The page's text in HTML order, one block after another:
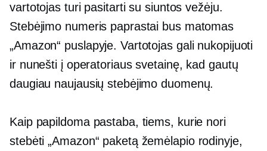
vartotojas turi pasitarti su siuntos vežėju.
Stebėjimo numeris paprastai bus matomas
„Amazon“ puslapyje. Vartotojas gali nukopijuoti
ir nunešti į operatoriaus svetainę, kad gautų
daugiau naujausių stebėjimo duomenų.
Kaip papildoma pastaba, tiems, kurie nori
stebėti „Amazon“ paketą žemėlapio rodinyje,